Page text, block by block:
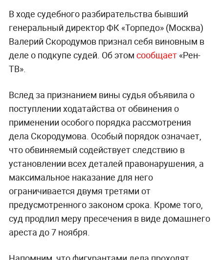
В ходе судебного разбирательства бывший
генеральный директор ФК «Торпедо» (Москва)
Валерий Скородумов признал себя виновным в
деле о подкупе судей. Об этом сообщает«Рен-
ТВ».
Вслед за признанием вины судья объявила о
поступлении ходатайства от обвинения о
применении особого порядка рассмотрения
дела Скородумова. Особый порядок означает,
что обвиняемый содействует следствию в
установлении всех деталей правонарушения, а
максимальное наказание для него
ограничивается двумя третями от
предусмотренного законом срока. Кроме того,
суд продлил меру пресечения в виде домашнего
ареста до 7 ноября.